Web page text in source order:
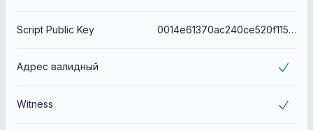
Script Public Key 0014e61370ac240ce520f11572488a4471f4a1c8e215
Адрес валидный
Witness